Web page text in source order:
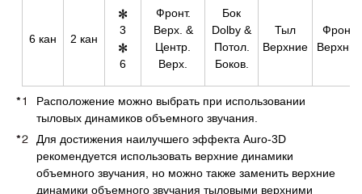
6 кан 2 кан
3
6
Фронт.
Верх. &
Центр.
Верх.
Бок
Dolby &
Потол.
Боков.
Тыл
Верхние
Фронт.
Верхние
Расположение можно выбрать при использовании
тыловых динамиков объемного звучания.
Для достижения наилучшего эффекта Auro-3D
рекомендуется использовать верхние динамики
объемного звучания, но можно также заменить верхние
динамики объемного звучания тыловыми верхними